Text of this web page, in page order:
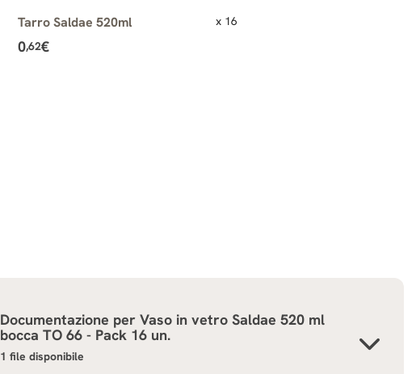
Tarro Saldae 520ml
0,62€
x 16
Documentazione per Vaso in vetro Saldae 520 ml
bocca TO 66 - Pack 16 un.
1 file disponibile